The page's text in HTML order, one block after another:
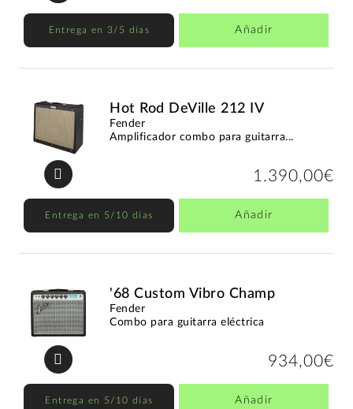
Entrega en 3/5 días Añadir
Hot Rod DeVille 212 IV
Fender
Amplificador combo para guitarra...
1.390,00€
Entrega en 5/10 días Añadir
'68 Custom Vibro Champ
Fender
Combo para guitarra eléctrica
934,00€
Entrega en 5/10 días Añadir